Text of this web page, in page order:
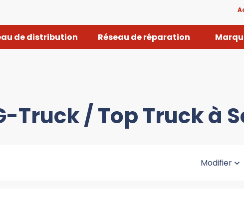
de distribution Réseau de réparation
Truck / Top Truck à
Modifier